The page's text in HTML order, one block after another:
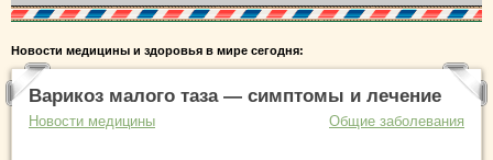
Новости медицины и здоровья в мире сегодня:
Варикоз малого таза — симптомы и лечение
Новости медицины Общие заболевания